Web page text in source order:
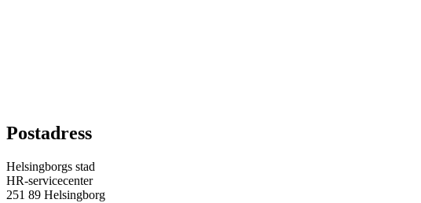
Postadress
Helsingborgs stad
HR-servicecenter
251 89 Helsingborg